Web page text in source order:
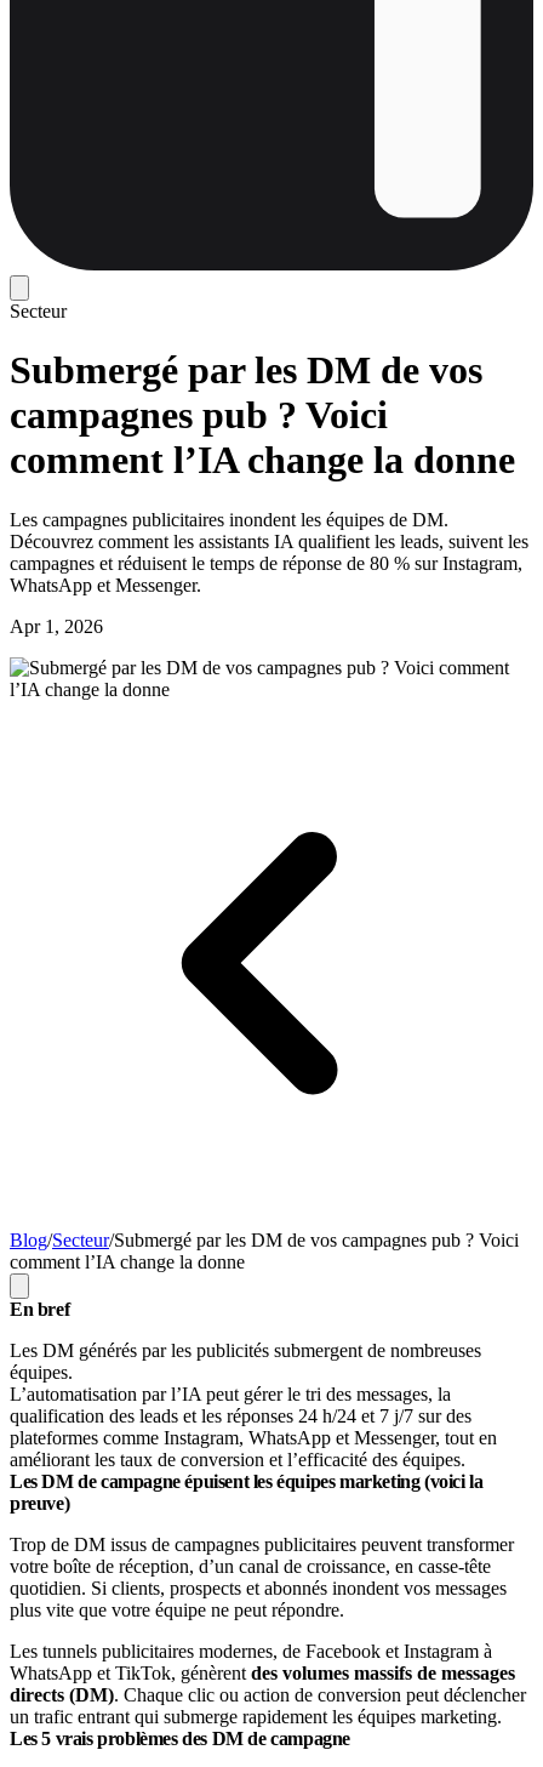
Secteur
Submergé par les DM de vos
campagnes pub ? Voici
comment l’IA change la donne
Les campagnes publicitaires inondent les équipes de DM.
Découvrez comment les assistants IA qualifient les leads, suivent les
campagnes et réduisent le temps de réponse de 80 % sur Instagram,
WhatsApp et Messenger.
Apr 1, 2026
Blog/Secteur/Submergé par les DM de vos campagnes pub ? Voici
comment l’IA change la donne
En bref
Les DM générés par les publicités submergent de nombreuses
équipes.
L’automatisation par l’IA peut gérer le tri des messages, la
qualification des leads et les réponses 24 h/24 et 7 j/7 sur des
plateformes comme Instagram, WhatsApp et Messenger, tout en
améliorant les taux de conversion et l’efficacité des équipes.
Les DM de campagne épuisent les équipes marketing (voici la
preuve)
Trop de DM issus de campagnes publicitaires peuvent transformer
votre boîte de réception, d’un canal de croissance, en casse-tête
quotidien. Si clients, prospects et abonnés inondent vos messages
plus vite que votre équipe ne peut répondre.
Les tunnels publicitaires modernes, de Facebook et Instagram à
WhatsApp et TikTok, génèrent des volumes massifs de messages
directs (DM). Chaque clic ou action de conversion peut déclencher
un trafic entrant qui submerge rapidement les équipes marketing.
Les 5 vrais problèmes des DM de campagne